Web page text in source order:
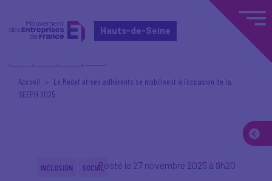
Hauts-de-Seine
Accueil
Le Medef et ses adhérents se mobilisent à l’occasion de la
SEEPH 2025
Posté le 27 novembre 2025 à 9h20
INCLUSION SOCIAL